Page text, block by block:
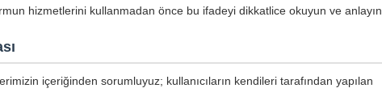
hizmetlerini kullanmadan önce bu ifadeyi dikkatlice okuyun ve anlayın.
içeriğinden sorumluyuz; kullanıcıların kendileri tarafından yapılan